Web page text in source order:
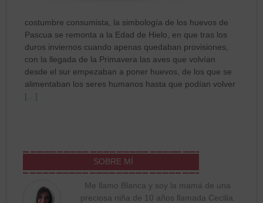
costumbre consumista, la simbología de los huevos de
Pascua se remonta a la Edad de Hielo, en que tras los
duros inviernos cuando apenas quedaban provisiones,
con la llegada de la Primavera las aves que volvían
desde el sur empezaban a poner huevos, de los que se
alimentaban los seres humanos hasta que podían volver
[…]
SOBRE MÍ
Me llamo Blanca y soy la mamá de una
preciosa niña de 10 años llamada Cecilia.